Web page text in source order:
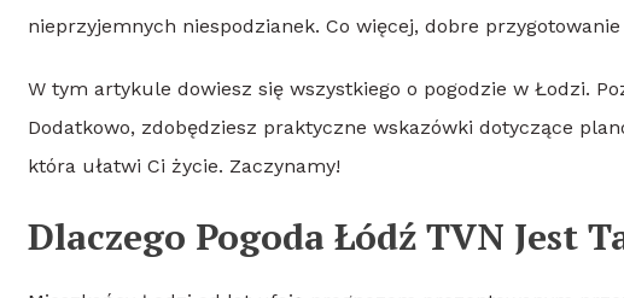
nieprzyjemnych niespodzianek. Co więcej, dobre
W tym artykule dowiesz się wszystkiego o pogodzie w Łodzi.
Dodatkowo, zdobędziesz praktyczne wskazówki dotyczące
która ułatwi Ci życie. Zaczynamy!
Dlaczego Pogoda Łódź TVN Jest